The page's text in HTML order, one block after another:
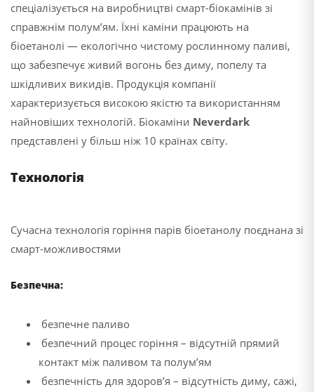
спеціалізується на виробництві смарт-біокамінів зі
справжнім полум’ям. Їхні каміни працюють на
біоетанолі — екологічно чистому рослинному паливі,
що забезпечує живий вогонь без диму, попелу та
шкідливих викидів. Продукція компанії
характеризується високою якістю та використанням
найновіших технологій. Біокаміни Neverdark
представлені у більш ніж 10 країнах світу.
Технологія
Сучасна технологія горіння парів біоетанолу поєднана зі
смарт-можливостями
Безпечна:
безпечне паливо
безпечний процес горіння – відсутній прямий
контакт між паливом та полум’ям
безпечність для здоровʼя – відсутність диму, сажі,